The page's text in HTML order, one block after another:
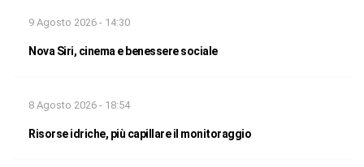
9 Agosto 2026 - 14:30
Nova Siri, cinema e benessere sociale
8 Agosto 2026 - 18:54
Risorse idriche, più capillare il monitoraggio